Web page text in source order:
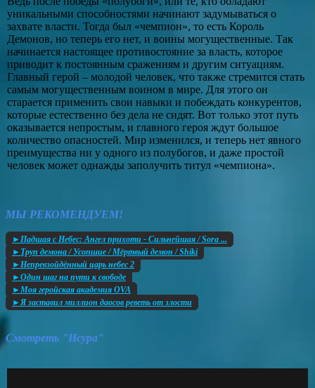
уникальными способностями начинают задумываться о
захвате власти. Тогда был «чемпион», то есть Король
Демонов, но теперь его нет, и воины могущественные. Так
начинается настоящее противостояние за власть, которое
приводит к постоянным сражениям и другим ситуациям.
Главный герой – молодой человек, что также стремится стать
самым могущественным воином в мире. Для этого он
старается применить свои навыки и побеждать конкурентов,
которые естественно без дела не сидят. Вот только этот путь
оказывается непростым, и главного героя ждут большое
количество опасностей. Мир изменился, и теперь нет явного
преимущества ни у одного из полубогов, и даже простой
человек может однажды заполучить титул «чемпиона».
МЫ РЕКОМЕНДУЕМ!
►Падшая с Небес: Ангел прихоти - Сильнейшая / Sora ...
►Труп демона / Усопшие / Мёртвый демон / Shiki
►Непревзойдённый царь небес 2
►Один шаг на пути к свободе
►Моя геройская академия OVA
►Я заставил миллион даосов реветь от злости
Смотреть "Исура"